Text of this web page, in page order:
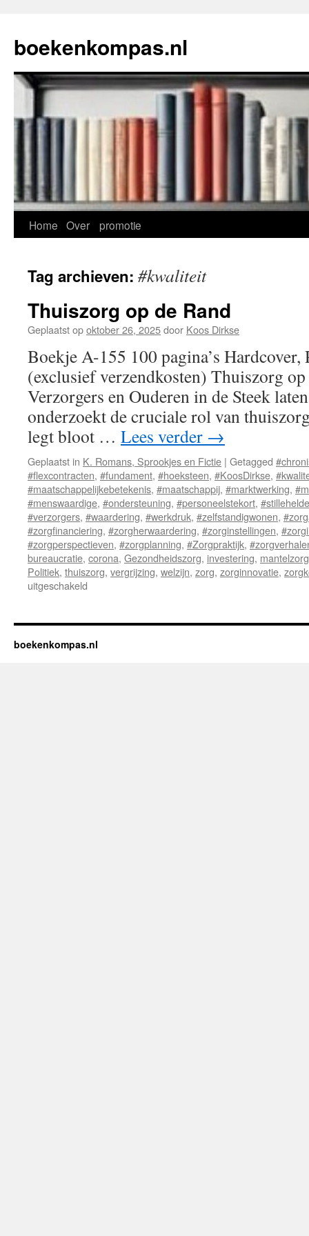
de
inhoud
boekenkompas.nl
Home Over promotie
Tag archieven: #kwaliteit
Thuiszorg op de Rand
Geplaatst opoktober 26, 2025door Koos Dirkse
Boekje A-155 100 pagina’s
(exclusief verzendkosten) Thuiszorg
Verzorgers en Ouderen in de Steek
onderzoekt de cruciale rol van
legt bloot … Lees verder →
Geplaatst in K. Romans, Sprookjes en Fictie | Getagged
#flexcontracten, #fundament, #hoeksteen, #KoosDirkse,
#maatschappelijkebetekenis, #maatschappij, #marktwerking,
#menswaardige, #ondersteuning, #personeelstekort,
#verzorgers, #waardering, #werkdruk, #zelfstandigwonen,
#zorgfinanciering, #zorgherwaardering, #zorginstellingen,
#zorgperspectieven, #zorgplanning, #Zorgpraktijk,
bureaucratie, corona, Gezondheidszorg, investering, mantelzorg
Politiek, thuiszorg, vergrijzing, welzijn, zorg, zorginnovatie,
uitgeschakeld
de
Rand
boekenkompas.nl